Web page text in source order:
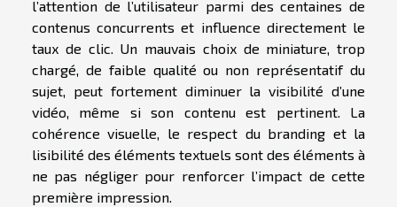
l’attention de l’utilisateur parmi des centaines de
contenus concurrents et influence directement le
taux de clic. Un mauvais choix de miniature, trop
chargé, de faible qualité ou non représentatif du
sujet, peut fortement diminuer la visibilité d’une
vidéo, même si son contenu est pertinent. La
cohérence visuelle, le respect du branding et la
lisibilité des éléments textuels sont des éléments à
ne pas négliger pour renforcer l’impact de cette
première impression.